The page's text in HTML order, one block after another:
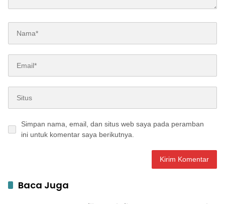
Simpan nama, email, dan situs web saya pada peramban
ini untuk komentar saya berikutnya.
Baca Juga